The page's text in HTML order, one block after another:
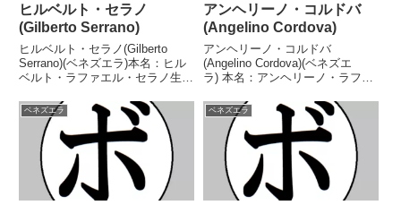
ヒルベルト・セラノ
(Gilberto Serrano)
ヒルベルト・セラノ(Gilberto
Serrano)(ベネズエラ)本名：ヒル
ベルト・ラファエル・セラノ生年
ズエラ戦績：27戦20勝(16KO)6敗
1分【獲得タイトル】ベネズエラ
ライト級王座WBAボリビア...
アンヘリーノ・コルドバ
(Angelino Cordova)
アンヘリーノ・コルドバ
(Angelino Cordova)(ベネズエ
ラ) 本名：アンヘリーノ・ラファ
日：1995年10月7日国籍：ベネズ
エラ戦績：23戦19勝(12KO)1敗2
分1無効試合 【獲得タイトル】
WB...
ベネズエラ ベネズエラ